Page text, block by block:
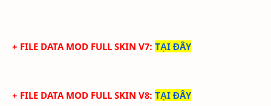
+ FILE DATA MOD FULL SKIN V7: TẠI ĐÂY
+ FILE DATA MOD FULL SKIN V8: TẠI ĐÂY